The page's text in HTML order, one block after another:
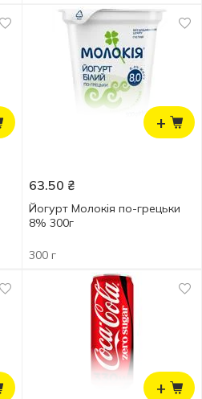
+
63.50 ₴
Йогурт Молокія по-грецьки
8% 300г
300 г
+